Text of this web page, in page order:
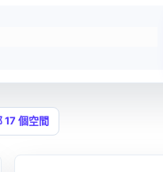
17 個空間
台北
‹